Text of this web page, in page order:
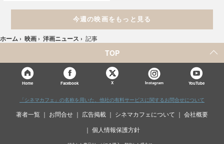
今週の映画をもっと見る
ホーム › 映画 › 洋画ニュース › 記事
TOP
Home Facebook X Instagram YouTube
「シネマカフェ」の名称を用いた、他社の有料サービスに関するお問合せについて
著者一覧 お問合せ 広告掲載 シネマカフェについて 会社概要
個人情報保護方針